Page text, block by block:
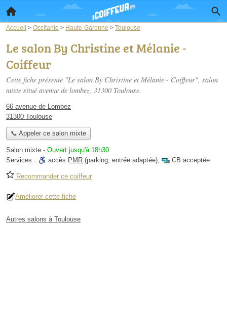
Accueil > Occitanie > Haute-Garonne > Toulouse
Le salon By Christine et Mélanie -
Coiffeur
Cette fiche présente "Le salon By Christine et Mélanie - Coiffeur", salon
mixte situé avenue de lombez, 31300 Toulouse.
66 avenue de Lombez
31300 Toulouse
📞 Appeler ce salon mixte
Salon mixte - Ouvert jusqu'à 18h30
Services :
accès PMR (parking, entrée adaptée), CB acceptée
Recommander ce coiffeur
Améliorer cette fiche
Autres salons à Toulouse